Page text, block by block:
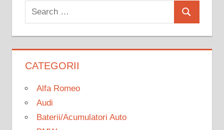
Search
for:
Search
CATEGORII
Alfa Romeo
Audi
Baterii/Acumulatori Auto